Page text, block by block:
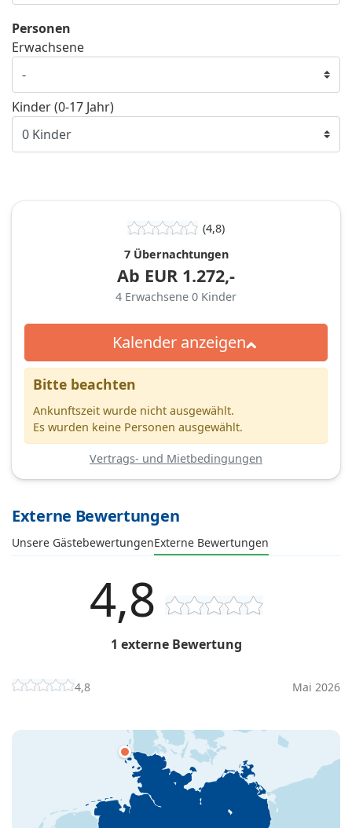
Personen
Erwachsene
Kinder (0-17 Jahr)
(4,8)
7 Übernachtungen
Ab EUR 1.272,-
4 Erwachsene 0 Kinder
Kalender anzeigen
Bitte beachten
Ankunftszeit wurde nicht ausgewählt.
Es wurden keine Personen ausgewählt.
Vertrags- und Mietbedingungen
Externe Bewertungen
Unsere GästebewertungenExterne Bewertungen
4,8
1 externe Bewertung
4,8 Mai 2026